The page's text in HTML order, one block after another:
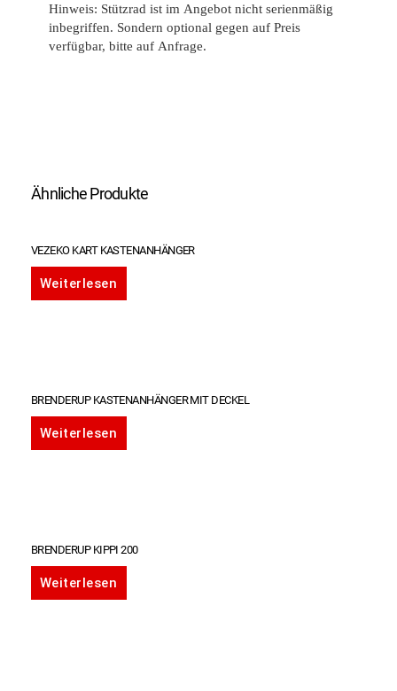
Hinweis: Stützrad ist im Angebot nicht serienmäßig
inbegriffen. Sondern optional gegen auf Preis
verfügbar, bitte auf Anfrage.
Ähnliche Produkte
VEZEKO KART KASTENANHÄNGER
Weiterlesen
BRENDERUP KASTENANHÄNGER MIT DECKEL
Weiterlesen
BRENDERUP KIPPI 200
Weiterlesen